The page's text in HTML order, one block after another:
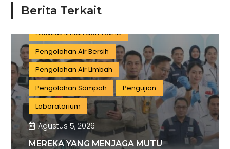
Berita Terkait
Manufaktur
Sertifikasi
Aktivitas Ilmiah dan Teknis
Pengolahan Air Bersih
Pengolahan Air Limbah
Pengolahan Sampah
Pengujian
Laboratorium
Agustus 5, 2026
MEREKA YANG MENJAGA MUTU